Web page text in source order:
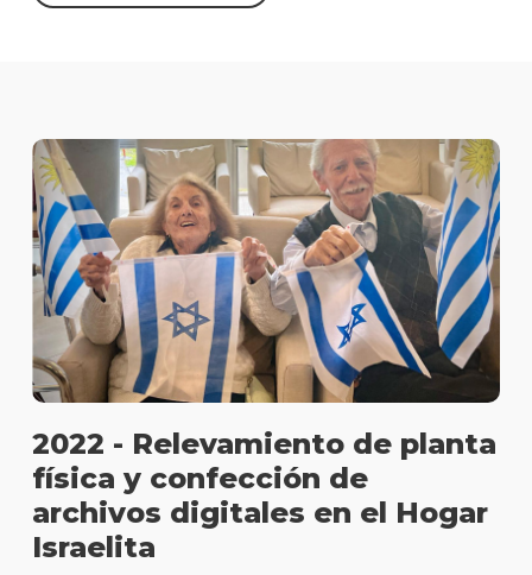
2022 - Relevamiento de planta
física y confección de
archivos digitales en el Hogar
Israelita